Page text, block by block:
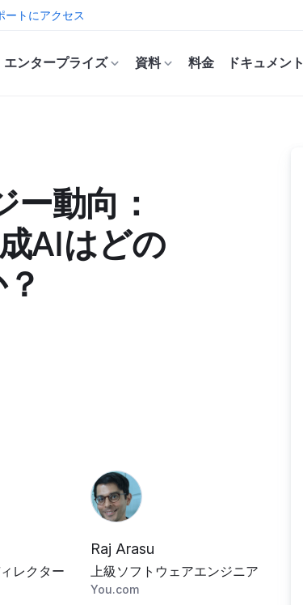
ートにアクセス
エンタープライズ 資料 料金 ドキュメント
動向：
AIはどの
レクター
Raj Arasu
上級ソフトウェアエンジニア
You.com